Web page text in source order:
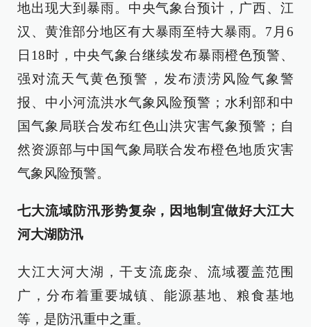
地出现大到暴雨。中央气象台预计，广西、江
汉、黄淮部分地区有大暴雨至特大暴雨。7月6
日18时，中央气象台继续发布暴雨橙色预警、
强对流天气黄色预警，发布渍涝风险气象警
报、中小河流洪水气象风险预警；水利部和中
国气象局联合发布红色山洪灾害气象预警；自
然资源部与中国气象局联合发布橙色地质灾害
气象风险预警。
七大流域防汛形势复杂，因地制宜做好大江大
河大湖防汛
大江大河大湖，干支流庞杂、流域覆盖范围
广，分布着重要城镇、能源基地、粮食基地
等，是防汛重中之重。